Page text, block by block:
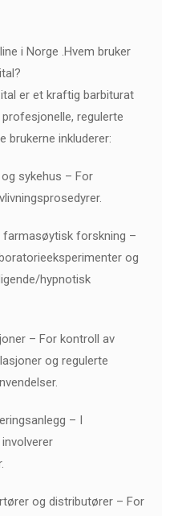
i Norge .Hvem bruker
er et kraftig barbiturat
regulerte
brukerne inkluderer:
sykehus – For
farmasøytisk forskning –
og
hypnotisk
– For kontroll av
og regulerte
– I
og distributører – For